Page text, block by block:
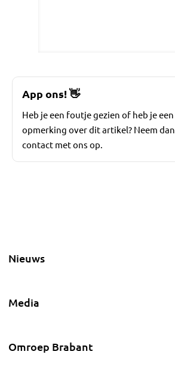
App ons!👋
Heb je een foutje gezien of heb je een
opmerking over dit artikel? Neem dan
contact met ons op.
Nieuws
Media
Omroep Brabant